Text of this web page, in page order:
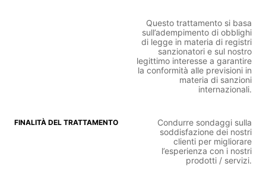
Questo trattamento si basa
sull’adempimento di obblighi
di legge in materia di registri
sanzionatori e sul nostro
legittimo interesse a garantire
la conformità alle previsioni in
materia di sanzioni
internazionali.
Condurre sondaggi sulla
soddisfazione dei nostri
clienti per migliorare
l’esperienza con i nostri
prodotti / servizi.